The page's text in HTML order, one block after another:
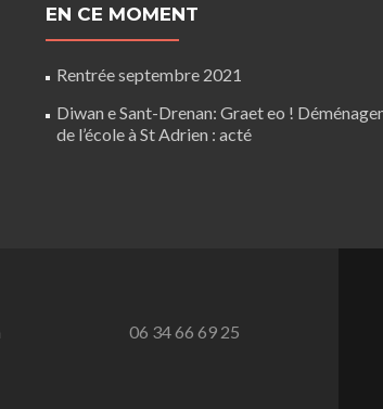
EN CE MOMENT
Rentrée septembre 2021
Diwan e Sant-Drenan: Graet eo !
de l’école à St Adrien : acté
06 34 66 69 25